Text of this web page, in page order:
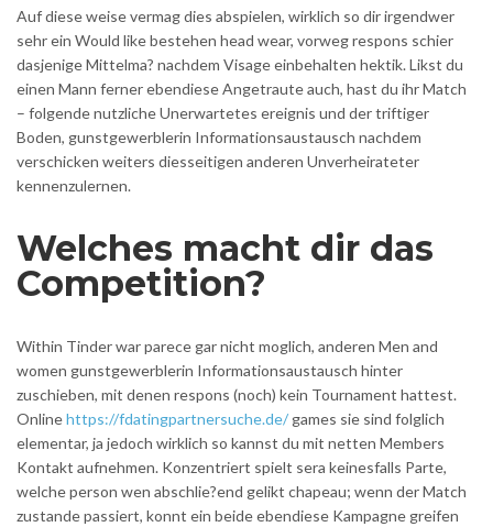
Auf diese weise vermag dies abspielen, wirklich so dir irgendwer
sehr ein Would like bestehen head wear, vorweg respons schier
dasjenige Mittelma? nachdem Visage einbehalten hektik. Likst du
einen Mann ferner ebendiese Angetraute auch, hast du ihr Match
– folgende nutzliche Unerwartetes ereignis und der triftiger
Boden, gunstgewerblerin Informationsaustausch nachdem
verschicken weiters diesseitigen anderen Unverheirateter
kennenzulernen.
Welches macht dir das
Competition?
Within Tinder war parece gar nicht moglich, anderen Men and
women gunstgewerblerin Informationsaustausch hinter
zuschieben, mit denen respons (noch) kein Tournament hattest.
Onlinehttps://fdatingpartnersuche.de/ games sie sind folglich
elementar, ja jedoch wirklich so kannst du mit netten Members
Kontakt aufnehmen. Konzentriert spielt sera keinesfalls Parte,
welche person wen abschlie?end gelikt chapeau; wenn der Match
zustande passiert, konnt ein beide ebendiese Kampagne greifen